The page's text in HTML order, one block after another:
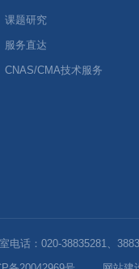
课题研究
服务直达
CNAS/CMA技术服务
电话：020-38835281、